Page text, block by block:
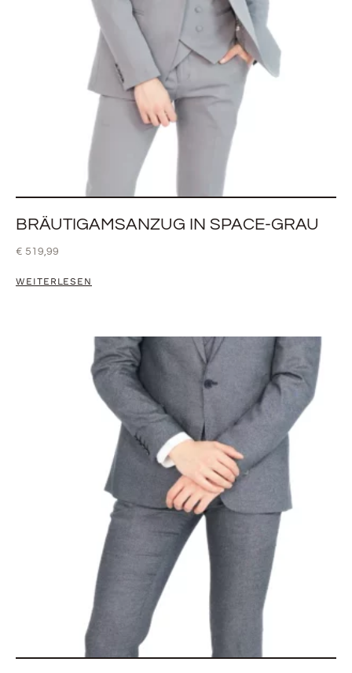
BRÄUTIGAMSANZUG IN SPACE-GRAU
€ 519,99
WEITERLESEN